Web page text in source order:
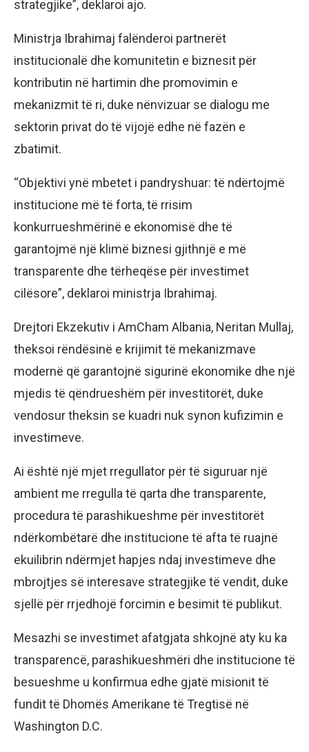
strategjike”, deklaroi ajo.
Ministrja Ibrahimaj falënderoi partnerët
institucionalë dhe komunitetin e biznesit për
kontributin në hartimin dhe promovimin e
mekanizmit të ri, duke nënvizuar se dialogu me
sektorin privat do të vijojë edhe në fazën e
zbatimit.
“Objektivi ynë mbetet i pandryshuar: të ndërtojmë
institucione më të forta, të rrisim
konkurrueshmërinë e ekonomisë dhe të
garantojmë një klimë biznesi gjithnjë e më
transparente dhe tërheqëse për investimet
cilësore”, deklaroi ministrja Ibrahimaj.
Drejtori Ekzekutiv i AmCham Albania, Neritan Mullaj,
theksoi rëndësinë e krijimit të mekanizmave
modernë që garantojnë sigurinë ekonomike dhe një
mjedis të qëndrueshëm për investitorët, duke
vendosur theksin se kuadri nuk synon kufizimin e
investimeve.
Ai është një mjet rregullator për të siguruar një
ambient me rregulla të qarta dhe transparente,
procedura të parashikueshme për investitorët
ndërkombëtarë dhe institucione të afta të ruajnë
ekuilibrin ndërmjet hapjes ndaj investimeve dhe
mbrojtjes së interesave strategjike të vendit, duke
sjellë për rrjedhojë forcimin e besimit të publikut.
Mesazhi se investimet afatgjata shkojnë aty ku ka
transparencë, parashikueshmëri dhe institucione të
besueshme u konfirmua edhe gjatë misionit të
fundit të Dhomës Amerikane të Tregtisë në
Washington D.C.